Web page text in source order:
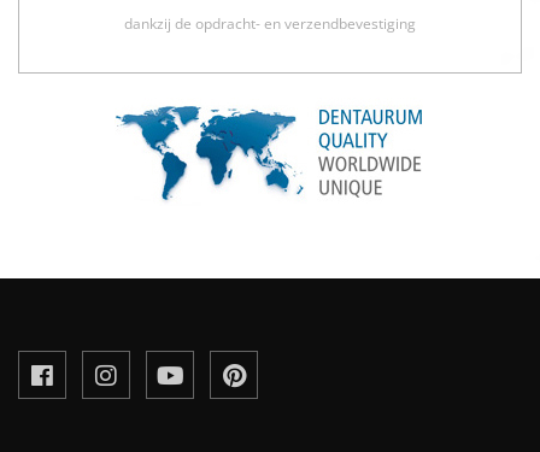
dankzij de opdracht- en verzendbevestiging